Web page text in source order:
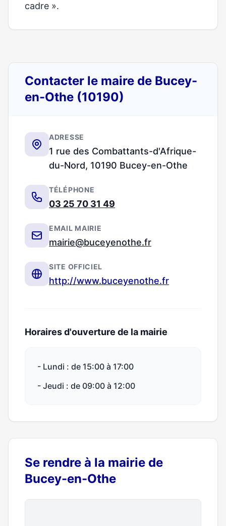
cadre ».
Contacter le maire de Bucey-
en-Othe (10190)
ADRESSE
1 rue des Combattants-d'Afrique-
du-Nord, 10190 Bucey-en-Othe
TÉLÉPHONE
03 25 70 31 49
EMAIL MAIRIE
mairie@buceyenothe.fr
SITE OFFICIEL
http://www.buceyenothe.fr
Horaires d'ouverture de la mairie
- Lundi : de 15:00 à 17:00
- Jeudi : de 09:00 à 12:00
Se rendre à la mairie de
Bucey-en-Othe